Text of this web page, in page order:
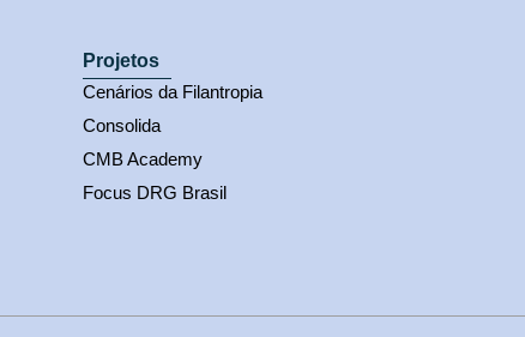
Projetos
Cenários da Filantropia
Consolida
CMB Academy
Focus DRG Brasil